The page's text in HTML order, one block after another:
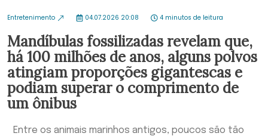
Entretenimento 04.07.2026 20:08 4 minutos de leitura
Mandíbulas fossilizadas revelam que,
há 100 milhões de anos, alguns polvos
atingiam proporções gigantescas e
podiam superar o comprimento de
um ônibus
Entre os animais marinhos antigos, poucos são tão